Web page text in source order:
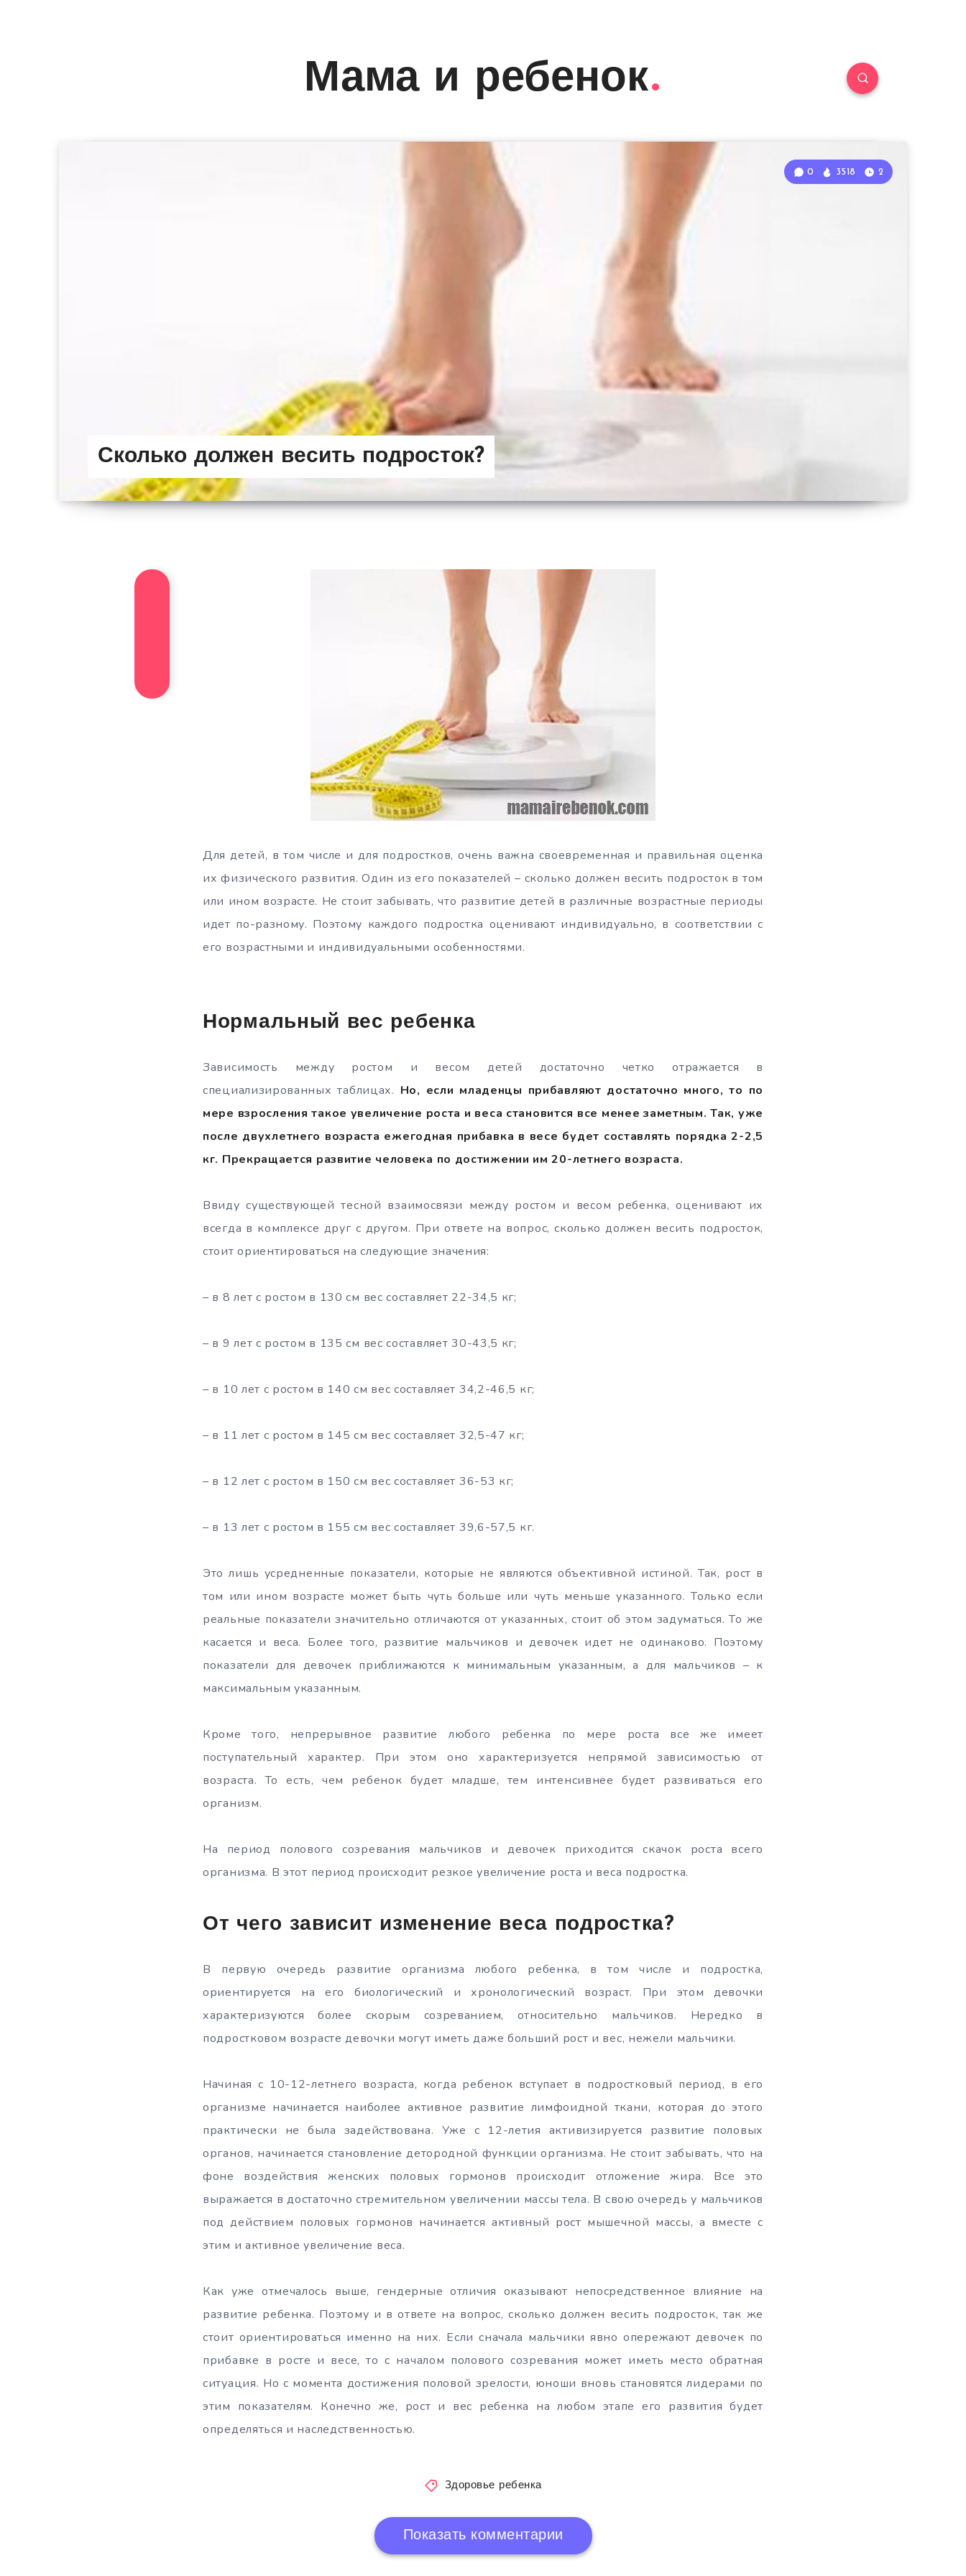
Мама и ребенок
Сколько должен весить подросток?
0 3518 2
Для детей, в том числе и для подростков, очень важна своевременная и правильная оценка
их физического развития. Один из его показателей – сколько должен весить подросток в том
или ином возрасте. Не стоит забывать, что развитие детей в различные возрастные периоды
идет по-разному. Поэтому каждого подростка оценивают индивидуально, в соответствии с
его возрастными и индивидуальными особенностями.
Нормальный вес ребенка
Зависимость между ростом и весом детей достаточно четко отражается в
специализированных таблицах. Но, если младенцы прибавляют достаточно много, то по
мере взросления такое увеличение роста и веса становится все менее заметным. Так, уже
после двухлетнего возраста ежегодная прибавка в весе будет составлять порядка 2-2,5
кг. Прекращается развитие человека по достижении им 20-летнего возраста.
Ввиду существующей тесной взаимосвязи между ростом и весом ребенка, оценивают их
всегда в комплексе друг с другом. При ответе на вопрос, сколько должен весить подросток,
стоит ориентироваться на следующие значения:
– в 8 лет с ростом в 130 см вес составляет 22-34,5 кг;
– в 9 лет с ростом в 135 см вес составляет 30-43,5 кг;
– в 10 лет с ростом в 140 см вес составляет 34,2-46,5 кг;
– в 11 лет с ростом в 145 см вес составляет 32,5-47 кг;
– в 12 лет с ростом в 150 см вес составляет 36-53 кг;
– в 13 лет с ростом в 155 см вес составляет 39,6-57,5 кг.
Это лишь усредненные показатели, которые не являются объективной истиной. Так, рост в
том или ином возрасте может быть чуть больше или чуть меньше указанного. Только если
реальные показатели значительно отличаются от указанных, стоит об этом задуматься. То же
касается и веса. Более того, развитие мальчиков и девочек идет не одинаково. Поэтому
показатели для девочек приближаются к минимальным указанным, а для мальчиков – к
максимальным указанным.
Кроме того, непрерывное развитие любого ребенка по мере роста все же имеет
поступательный характер. При этом оно характеризуется непрямой зависимостью от
возраста. То есть, чем ребенок будет младше, тем интенсивнее будет развиваться его
организм.
На период полового созревания мальчиков и девочек приходится скачок роста всего
организма. В этот период происходит резкое увеличение роста и веса подростка.
От чего зависит изменение веса подростка?
В первую очередь развитие организма любого ребенка, в том числе и подростка,
ориентируется на его биологический и хронологический возраст. При этом девочки
характеризуются более скорым созреванием, относительно мальчиков. Нередко в
подростковом возрасте девочки могут иметь даже больший рост и вес, нежели мальчики.
Начиная с 10-12-летнего возраста, когда ребенок вступает в подростковый период, в его
организме начинается наиболее активное развитие лимфоидной ткани, которая до этого
практически не была задействована. Уже с 12-летия активизируется развитие половых
органов, начинается становление детородной функции организма. Не стоит забывать, что на
фоне воздействия женских половых гормонов происходит отложение жира. Все это
выражается в достаточно стремительном увеличении массы тела. В свою очередь у мальчиков
под действием половых гормонов начинается активный рост мышечной массы, а вместе с
этим и активное увеличение веса.
Как уже отмечалось выше, гендерные отличия оказывают непосредственное влияние на
развитие ребенка. Поэтому и в ответе на вопрос, сколько должен весить подросток, так же
стоит ориентироваться именно на них. Если сначала мальчики явно опережают девочек по
прибавке в росте и весе, то с началом полового созревания может иметь место обратная
ситуация. Но с момента достижения половой зрелости, юноши вновь становятся лидерами по
этим показателям. Конечно же, рост и вес ребенка на любом этапе его развития будет
определяться и наследственностью.
Здоровье ребенка
Показать комментарии